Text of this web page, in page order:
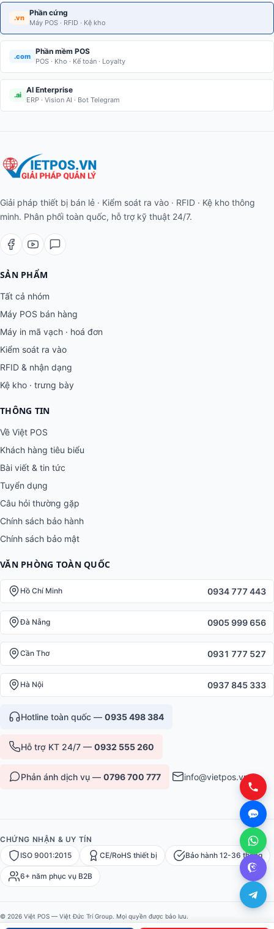
.vn
Phần cứng
Máy POS · RFID · Kệ kho
.com
Phần mềm POS
POS · Kho · Kế toán · Loyalty
.ai
AI Enterprise
ERP · Vision AI · Bot Telegram
Giải pháp thiết bị bán lẻ · Kiểm soát ra vào · RFID · Kệ kho thông
minh. Phân phối toàn quốc, hỗ trợ kỹ thuật 24/7.
SẢN PHẨM
Tất cả nhóm
Máy POS bán hàng
Máy in mã vạch · hoá đơn
Kiểm soát ra vào
RFID & nhận dạng
Kệ kho · trưng bày
THÔNG TIN
Về Việt POS
Khách hàng tiêu biểu
Bài viết & tin tức
Tuyển dụng
Câu hỏi thường gặp
Chính sách bảo hành
Chính sách bảo mật
VĂN PHÒNG TOÀN QUỐC
Hồ Chí Minh 0934 777 443
Đà Nẵng 0905 999 656
Cần Thơ 0931 777 527
Hà Nội 0937 845 333
Hotline toàn quốc — 0935 498 384
Hỗ trợ KT 24/7 — 0932 555 260
Phản ánh dịch vụ — 0796 700 777 info@vietpos.vn
CHỨNG NHẬN & UY TÍN
ISO 9001:2015
CE/RoHS thiết bị Bảo hành 12-36 tháng
6+ năm phục vụ B2B
© 2026 Việt POS — Việt Đức Trí Group. Mọi quyền được bảo lưu.
Bảo mật·Điều khoản·Sitemap